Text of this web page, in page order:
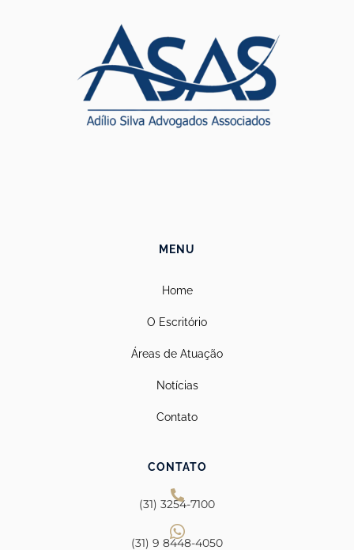
MENU
Home
O Escritório
Áreas de Atuação
Notícias
Contato
CONTATO
(31) 3254-7100
(31) 9 8448-4050